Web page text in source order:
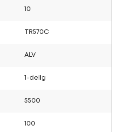
10
TR570C
ALV
1-delig
5500
100